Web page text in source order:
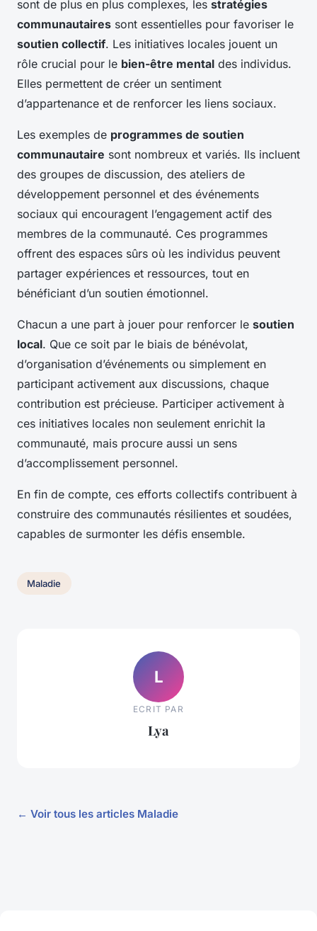
sont de plus en plus complexes, les stratégies
communautaires sont essentielles pour favoriser le
soutien collectif. Les initiatives locales jouent un
rôle crucial pour le bien-être mental des individus.
Elles permettent de créer un sentiment
d’appartenance et de renforcer les liens sociaux.
Les exemples de programmes de soutien
communautaire sont nombreux et variés. Ils incluent
des groupes de discussion, des ateliers de
développement personnel et des événements
sociaux qui encouragent l’engagement actif des
membres de la communauté. Ces programmes
offrent des espaces sûrs où les individus peuvent
partager expériences et ressources, tout en
bénéficiant d’un soutien émotionnel.
Chacun a une part à jouer pour renforcer le soutien
local. Que ce soit par le biais de bénévolat,
d’organisation d’événements ou simplement en
participant activement aux discussions, chaque
contribution est précieuse. Participer activement à
ces initiatives locales non seulement enrichit la
communauté, mais procure aussi un sens
d’accomplissement personnel.
En fin de compte, ces efforts collectifs contribuent à
construire des communautés résilientes et soudées,
capables de surmonter les défis ensemble.
Maladie
L
ECRIT PAR
Lya
← Voir tous les articles Maladie